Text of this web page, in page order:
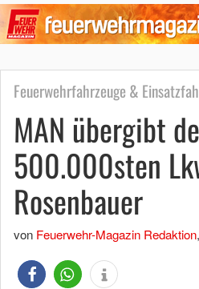
Feuerwehrfahrzeuge &
MAN übergibt
500.000sten
Rosenbauer
von Feuerwehr-Magazin Redaktion,